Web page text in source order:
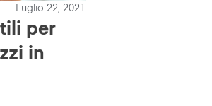
Luglio 22, 2021
per
in